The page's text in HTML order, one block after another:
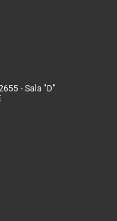
- Sala "D"